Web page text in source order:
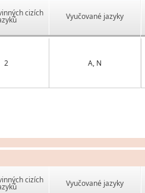
cizích Vyučované jazyky
2 A, N
cizích Vyučované jazyky